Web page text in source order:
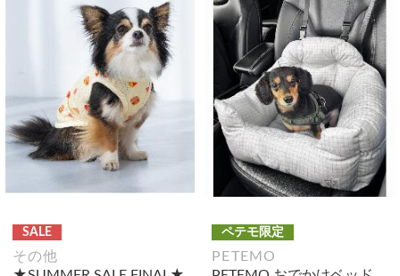
SALE
その他
ペテモ限定
PETEMO